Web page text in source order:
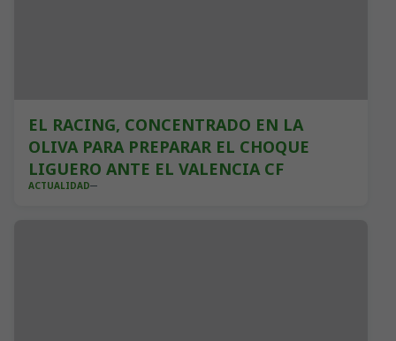
EL RACING, CONCENTRADO EN LA
OLIVA PARA PREPARAR EL CHOQUE
LIGUERO ANTE EL VALENCIA CF
ACTUALIDAD